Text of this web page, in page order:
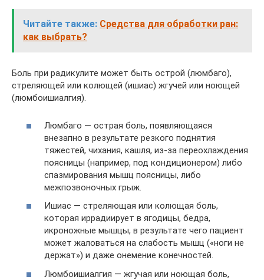
Читайте также: Средства для обработки ран:
как выбрать?
Боль при радикулите может быть острой (люмбаго),
стреляющей или колющей (ишиас) жгучей или ноющей
(люмбоишиалгия).
Люмбаго — острая боль, появляющаяся
внезапно в результате резкого поднятия
тяжестей, чихания, кашля, из-за переохлаждения
поясницы (например, под кондиционером) либо
спазмирования мышц поясницы, либо
межпозвоночных грыж.
Ишиас — стреляющая или колющая боль,
которая иррадиирует в ягодицы, бедра,
икроножные мышцы, в результате чего пациент
может жаловаться на слабость мышц («ноги не
держат») и даже онемение конечностей.
Люмбоишиалгия — жгучая или ноющая боль,